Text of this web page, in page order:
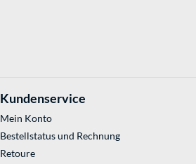
Kundenservice
Mein Konto
Bestellstatus und Rechnung
Retoure